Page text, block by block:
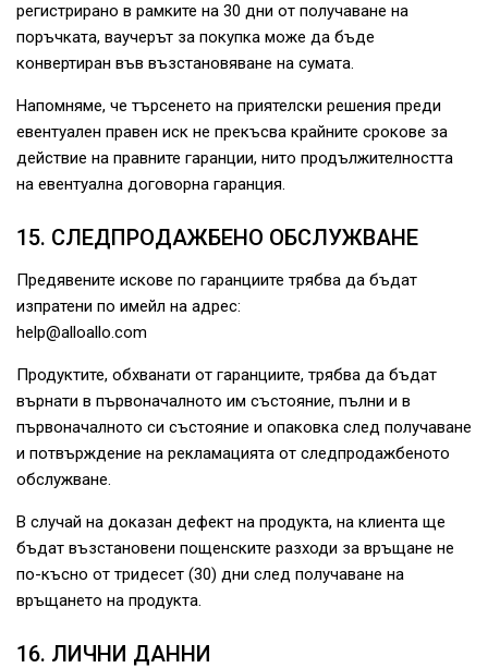
регистрирано в рамките на 30 дни от получаване на
поръчката, ваучерът за покупка може да бъде
конвертиран във възстановяване на сумата.
Напомняме, че търсенето на приятелски решения преди
евентуален правен иск не прекъсва крайните срокове за
действие на правните гаранции, нито продължителността
на евентуална договорна гаранция.
15. СЛЕДПРОДАЖБЕНО ОБСЛУЖВАНЕ
Предявените искове по гаранциите трябва да бъдат
изпратени по имейл на адрес:
help@alloallo.com
Продуктите, обхванати от гаранциите, трябва да бъдат
върнати в първоначалното им състояние, пълни и в
първоначалното си състояние и опаковка след получаване
и потвърждение на рекламацията от следпродажбеното
обслужване.
В случай на доказан дефект на продукта, на клиента ще
бъдат възстановени пощенските разходи за връщане не
по-късно от тридесет (30) дни след получаване на
връщането на продукта.
16. ЛИЧНИ ДАННИ